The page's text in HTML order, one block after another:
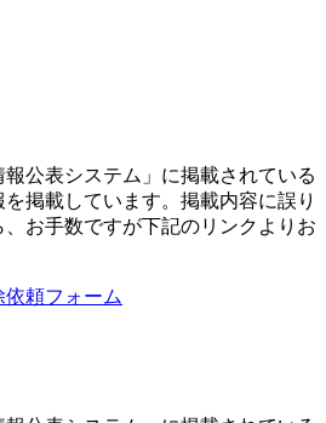
報公表システム」に掲載されている
掲載しています。掲載内容に誤り
お手数ですが下記のリンクよりお
頼フォーム